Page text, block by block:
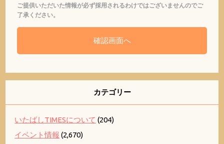
ご提供いただいた情報が必ず採用されるわけではございませんのでご
了承ください。
カテゴリー
いたばしTIMESについて (204)
イベント情報 (2,670)